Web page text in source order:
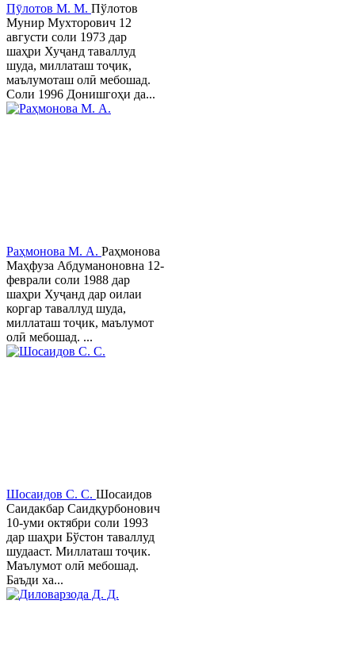
Пӯлотов М. М. Пўлотов
Мунир Мухторович 12
августи соли 1973 дар
шаҳри Хуҷанд таваллуд
шуда, миллаташ тоҷик,
маълумоташ олӣ мебошад.
Соли 1996 Донишгоҳи да...
Раҳмонова М. А. Раҳмонова
Маҳфуза Абдуманоновна 12-
феврали соли 1988 дар
шаҳри Хуҷанд дар оилаи
коргар таваллуд шуда,
миллаташ тоҷик, маълумот
олӣ мебошад. ...
Шосаидов С. С. Шосаидов
Саидакбар Саидқурбонович
10-уми октябри соли 1993
дар шаҳри Бўстон таваллуд
шудааст. Миллаташ тоҷик.
Маълумот олӣ мебошад.
Баъди ха...